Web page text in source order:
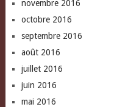
novembre 2016
octobre 2016
septembre 2016
août 2016
juillet 2016
juin 2016
mai 2016